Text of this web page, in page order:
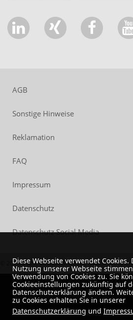
AGB
Sonstige Hinweise
Reklamation
FAQ
Impressum
Datenschutz
Datenschutz Social Media
© 2018-2023, Vossloh-Schwabe Deutschland
Diese Webseite verwendet
Nutzung unserer Webseite
Verwendung von Cookies zu. Sie
Cookieeinstellungen zukünftig auf
Datenschutzerklärung ändern.
zu Cookies erhalten Sie in unserer
Datenschutzerklärung und